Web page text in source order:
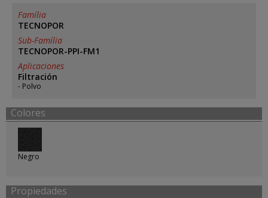
Família
TECNOPOR
Sub-Família
TECNOPOR-PPI-FM1
Aplicaciones
Filtración
Polvo
Colores
Negro
Propiedades